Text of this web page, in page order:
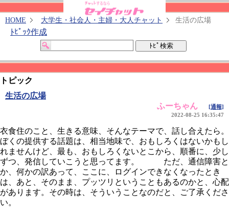
HOME 大学生・社会人・主婦・大人チャット 生活の広場
ﾄﾋﾟｯｸ作成
トピック
生活の広場
ふーちゃん
[通報]
2022-08-25 16:35:47
衣食住のこと、生きる意味、そんなテーマで、話し合えたら。
ぼくの提供する話題は、相当地味で、おもしろくはないかもし
れませんけど、最も、おもしろくないとこから、順番に、少し
ずつ、発信していこうと思ってます。 ただ、通信障害と
か、何かの訳あって、ここに、ログインできなくなったとき
は、あと、そのまま、プッツリということもあるのかと、心配
があります。その時は、そういうことなのだと、ご了承くださ
い。